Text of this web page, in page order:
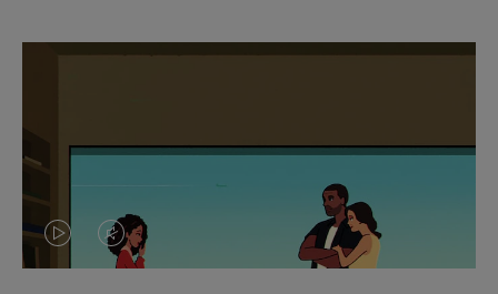
VIDEO
HET